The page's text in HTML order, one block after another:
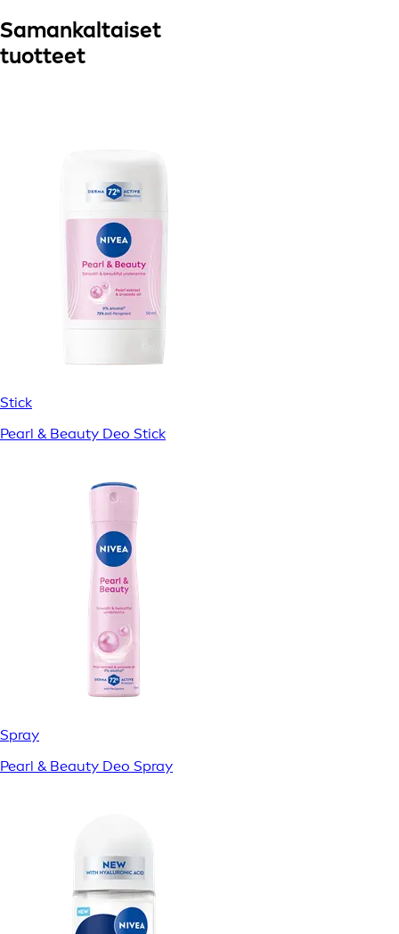
Samankaltaiset
tuotteet
Stick
Pearl & Beauty Deo Stick
Spray
Pearl & Beauty Deo Spray